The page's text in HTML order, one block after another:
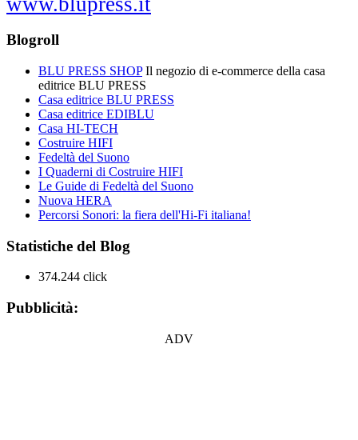
Blogroll
BLU PRESS SHOPIl negozio di e-commerce della casa
editrice BLU PRESS
Casa editrice BLU PRESS
Casa editrice EDIBLU
Casa HI-TECH
Costruire HIFI
Fedeltà del Suono
I Quaderni di Costruire HIFI
Le Guide di Fedeltà del Suono
Nuova HERA
Percorsi Sonori: la fiera dell'Hi-Fi italiana!
Statistiche del Blog
374.244 click
Pubblicità:
ADV